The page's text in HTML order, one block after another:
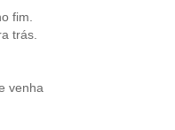
fim.
trás.
venha